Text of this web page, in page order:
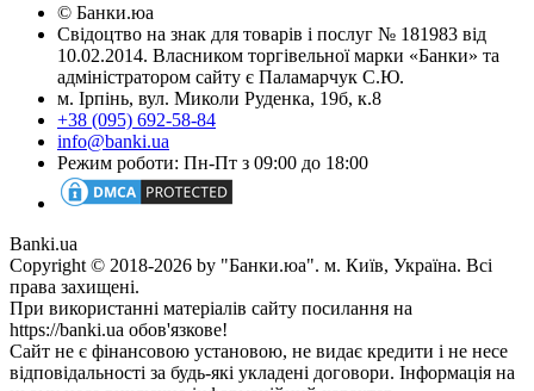
© Банки.юа
Свідоцтво на знак для товарів і послуг № 181983 від
10.02.2014. Власником торгівельної марки «Банки» та
адміністратором сайту є Паламарчук С.Ю.
м. Ірпінь, вул. Миколи Руденка, 19б, к.8
+38 (095) 692-58-84
info@banki.ua
Режим роботи: Пн-Пт з 09:00 до 18:00
Banki.ua
Copyright © 2018-2026 by "Банки.юа". м. Київ, Україна. Всі
права захищені.
При використанні матеріалів сайту посилання на
https://banki.ua обов'язкове!
Сайт не є фінансовою установою, не видає кредити і не несе
відповідальності за будь-які укладені договори. Інформація на